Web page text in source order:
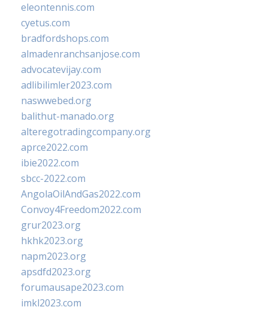
eleontennis.com
cyetus.com
bradfordshops.com
almadenranchsanjose.com
advocatevijay.com
adlibilimler2023.com
naswwebed.org
balithut-manado.org
alteregotradingcompany.org
aprce2022.com
ibie2022.com
sbcc-2022.com
AngolaOilAndGas2022.com
Convoy4Freedom2022.com
grur2023.org
hkhk2023.org
napm2023.org
apsdfd2023.org
forumausape2023.com
imkl2023.com